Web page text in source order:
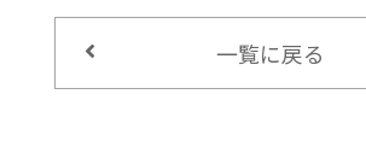
一覧に戻る